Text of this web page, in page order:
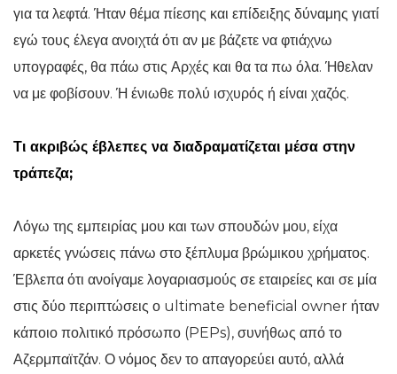
για τα λεφτά. Ήταν θέμα πίεσης και επίδειξης δύναμης γιατί
εγώ τους έλεγα ανοιχτά ότι αν με βάζετε να φτιάχνω
υπογραφές, θα πάω στις Αρχές και θα τα πω όλα. Ήθελαν
να με φοβίσουν. Ή ένιωθε πολύ ισχυρός ή είναι χαζός.
Τι ακριβώς έβλεπες να διαδραματίζεται μέσα στην
τράπεζα;
Λόγω της εμπειρίας μου και των σπουδών μου, είχα
αρκετές γνώσεις πάνω στο ξέπλυμα βρώμικου χρήματος.
Έβλεπα ότι ανοίγαμε λογαριασμούς σε εταιρείες και σε μία
στις δύο περιπτώσεις ο ultimate beneficial owner ήταν
κάποιο πολιτικό πρόσωπο (PEPs), συνήθως από το
Αζερμπαϊτζάν. Ο νόμος δεν το απαγορεύει αυτό, αλλά